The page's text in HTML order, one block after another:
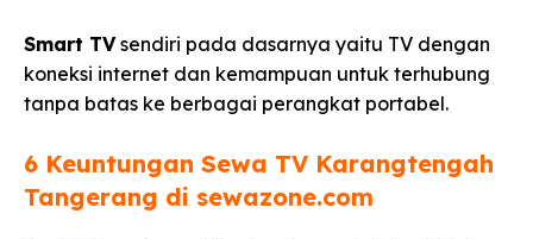
Smart TVsendiri pada dasarnya yaitu TV dengan
koneksi internet dan kemampuan untuk terhubung
tanpa batas ke berbagai perangkat portabel.
6 Keuntungan Sewa TV Karangtengah
Tangerang di sewazone.com​